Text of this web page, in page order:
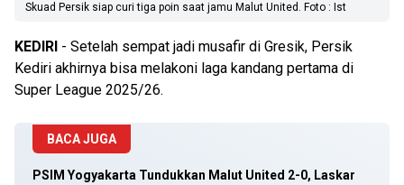
Skuad Persik siap curi tiga poin saat jamu Malut United. Foto : Ist
KEDIRI - Setelah sempat jadi musafir di Gresik, Persik
Kediri akhirnya bisa melakoni laga kandang pertama di
Super League 2025/26.
BACA JUGA
PSIM Yogyakarta Tundukkan Malut United 2-0, Laskar